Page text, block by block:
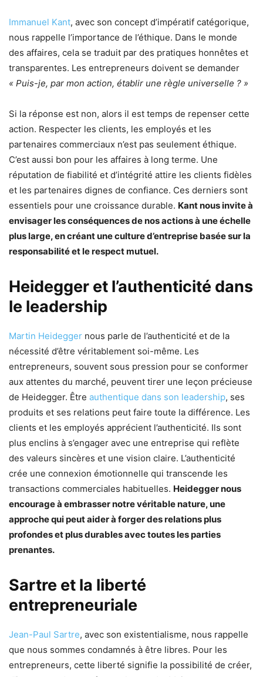
Immanuel Kant, avec son concept d’impératif catégorique,
nous rappelle l’importance de l’éthique. Dans le monde
des affaires, cela se traduit par des pratiques honnêtes et
transparentes. Les entrepreneurs doivent se demander
« Puis-je, par mon action, établir une règle universelle ? »
Si la réponse est non, alors il est temps de repenser cette
action. Respecter les clients, les employés et les
partenaires commerciaux n’est pas seulement éthique.
C’est aussi bon pour les affaires à long terme. Une
réputation de fiabilité et d’intégrité attire les clients fidèles
et les partenaires dignes de confiance. Ces derniers sont
essentiels pour une croissance durable. Kant nous invite à
envisager les conséquences de nos actions à une échelle
plus large, en créant une culture d’entreprise basée sur la
responsabilité et le respect mutuel.
Heidegger et l’authenticité dans
le leadership
Martin Heidegger nous parle de l’authenticité et de la
nécessité d’être véritablement soi-même. Les
entrepreneurs, souvent sous pression pour se conformer
aux attentes du marché, peuvent tirer une leçon précieuse
de Heidegger. Être authentique dans son leadership, ses
produits et ses relations peut faire toute la différence. Les
clients et les employés apprécient l’authenticité. Ils sont
plus enclins à s’engager avec une entreprise qui reflète
des valeurs sincères et une vision claire. L’authenticité
crée une connexion émotionnelle qui transcende les
transactions commerciales habituelles. Heidegger nous
encourage à embrasser notre véritable nature, une
approche qui peut aider à forger des relations plus
profondes et plus durables avec toutes les parties
prenantes.
Sartre et la liberté
entrepreneuriale
Jean-Paul Sartre, avec son existentialisme, nous rappelle
que nous sommes condamnés à être libres. Pour les
entrepreneurs, cette liberté signifie la possibilité de créer,